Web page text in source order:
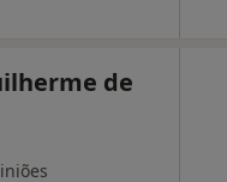
de